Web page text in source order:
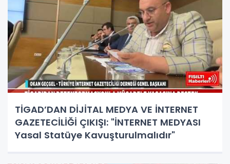
TİGAD’DAN DİJİTAL MEDYA VE İNTERNET
GAZETECİLİĞİ ÇIKIŞI: "İNTERNET MEDYASI
Yasal Statüye Kavuşturulmalıdır"